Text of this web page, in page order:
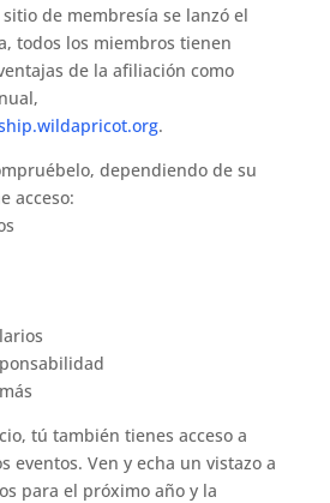
de membresía se lanzó el
todos los miembros tienen
de la afiliación como
.
dependiendo de su
acceso:
tú también tienes acceso a
eventos. Ven y echa un vistazo a
para el próximo año y la